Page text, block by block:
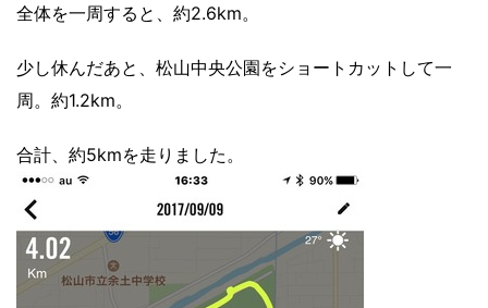
全体を一周すると、約2.6km。
少し休んだあと、松山中央公園をショートカットして一
周。約1.2km。
合計、約5kmを走りました。